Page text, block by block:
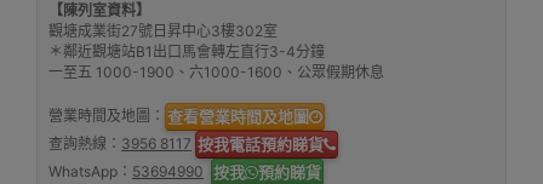
【陳列室資料】
觀塘成業街27號日昇中心3樓302室
＊鄰近觀塘站B1出口馬會轉左直行3-4分鐘
一至五 1000-1900、六1000-1600、公眾假期休息
營業時間及地圖： 查看營業時間及地圖
查詢熱線： 3956 8117 按我電話預約睇貨
WhatsApp： 53694990 按我 預約睇貨